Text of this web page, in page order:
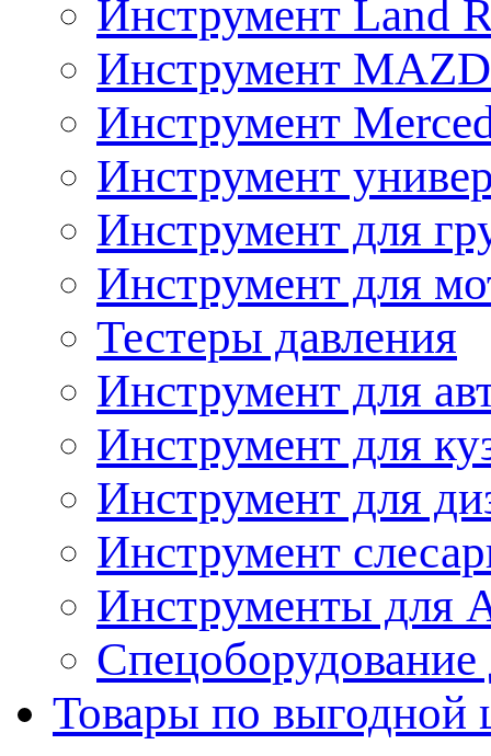
Инструмент Land
Инструмент
Инструмент
Инструмент
Инструмент для
Инструмент для
Тестеры давления
Инструмент для
Инструмент для
Инструмент для
Инструмент
Инструменты
Спецоборудование
Товары по выгодной